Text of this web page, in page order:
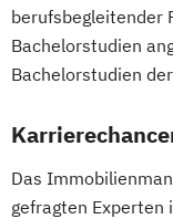
Design
Digital
Digitale
Digitale
Digitale
Verwaltung
berufsbegleitender
Bachelorstudien
Bachelorstudien
Das
gefragten Experten